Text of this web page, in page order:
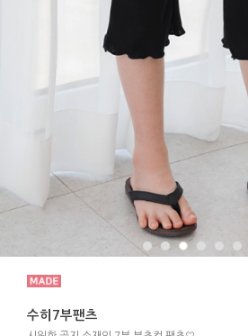
수히7부팬츠